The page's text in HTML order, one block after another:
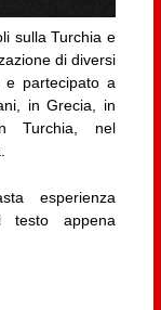
sulla Turchia e
di diversi
e partecipato a
in Grecia, in
Turchia, nel
esperienza
testo appena